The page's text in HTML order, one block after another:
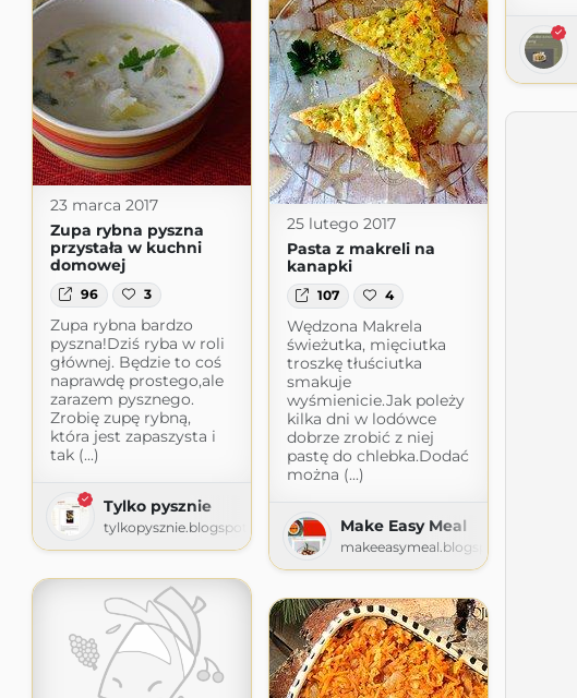
23 marca 2017
Zupa rybna pyszna
przystała w kuchni
domowej
96 3
Zupa rybna bardzo
pyszna!Dziś ryba w roli
głównej. Będzie to coś
naprawdę prostego,ale
zarazem pysznego.
Zrobię zupę rybną,
która jest zapaszysta i
tak (...)
Tylko pysznie
tylkopysznie.blogspot.com
25 lutego 2017
Pasta z makreli na
kanapki
107 4
Wędzona Makrela
świeżutka, mięciutka
troszkę tłuściutka
smakuje
wyśmienicie.Jak poleży
kilka dni w lodówce
dobrze zrobić z niej
pastę do chlebka.Dodać
można (...)
Make Easy Meal
makeeasymeal.blogspot.com